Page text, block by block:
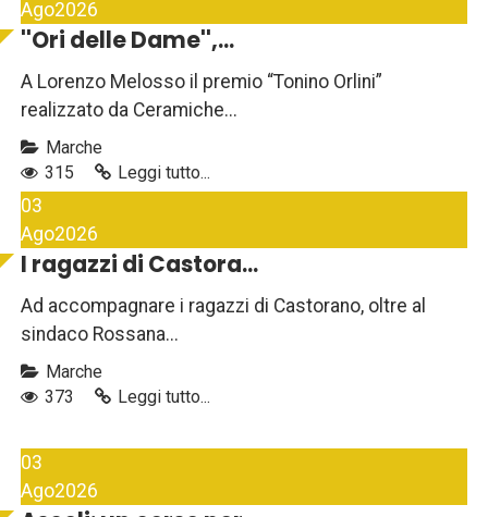
Ago2026
''Ori delle Dame'',...
A Lorenzo Melosso il premio “Tonino Orlini”
realizzato da Ceramiche...
Marche
315
Leggi tutto...
03
Ago2026
I ragazzi di Castora...
Ad accompagnare i ragazzi di Castorano, oltre al
sindaco Rossana...
Marche
373
Leggi tutto...
03
Ago2026